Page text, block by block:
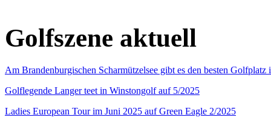
Golfszene aktuell
Am Brandenburgischen Scharmützelsee gibt es den besten
Golflegende Langer teet in Winstongolf auf 5/2025
Ladies European Tour im Juni 2025 auf Green Eagle 2/2025